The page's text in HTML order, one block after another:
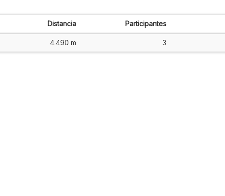
Distancia Participantes
4.490 m 3